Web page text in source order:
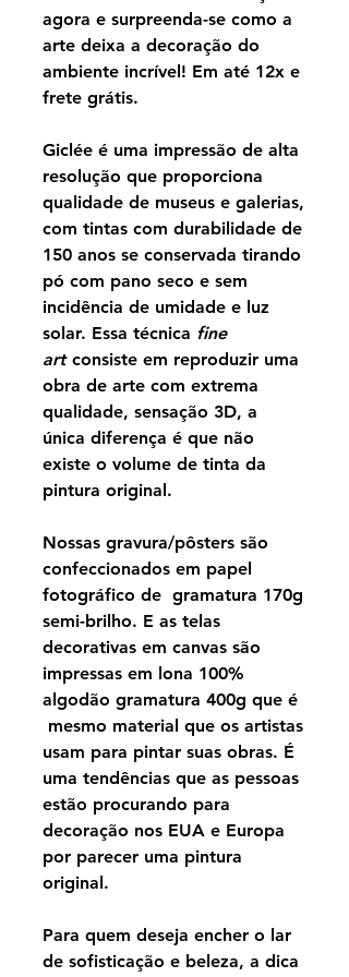
agora e surpreenda-se como a
arte deixa a decoração do
ambiente incrível! Em até 12x e
frete grátis.
Giclée é uma impressão de alta
resolução que proporciona
qualidade de museus e galerias,
com tintas com durabilidade de
150 anos se conservada tirando
pó com pano seco e sem
incidência de umidade e luz
solar. Essa técnica fine
artconsiste em reproduzir uma
obra de arte com extrema
qualidade, sensação 3D, a
única diferença é que não
existe o volume de tinta da
pintura original.
Nossas gravura/pôsters são
confeccionados em papel
fotográfico de gramatura 170g
semi-brilho. E as telas
decorativas em canvas são
impressas em lona 100%
algodão gramatura 400g que é
mesmo material que os artistas
usam para pintar suas obras. É
uma tendências que as pessoas
estão procurando para
decoração nos EUA e Europa
por parecer uma pintura
original.
Para quem deseja encher o lar
de sofisticação e beleza, a dica